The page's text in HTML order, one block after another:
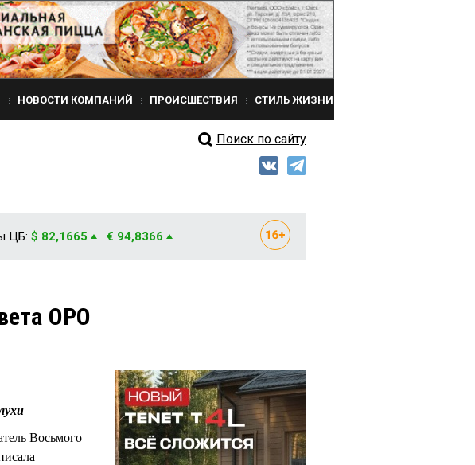
НОВОСТИ КОМПАНИЙ ПРОИСШЕСТВИЯ СТИЛЬ ЖИЗНИ
Поиск по сайту
ЦБ: $ 82,1665 € 94,8366
ОРО
Восьмого